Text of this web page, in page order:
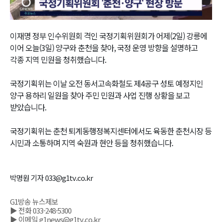
Video
이재명 정부 인수위원회 격인 국정기획위원회가 어제(2일) 강릉에
이어 오늘(3일) 양구와 춘천을 찾아, 국정 운영 방향을 설명하고
각종 지역 민원을 청취했습니다.
국정기획위는 이날 오전 동서고속화철도 제4공구 성토 예정지인
양구 용하리 일원을 찾아 주민 민원과 사업 진행 상황을 보고
받았습니다.
국정기획위는 춘천 퇴계동행정복지센터에서도 육동한 춘천시장 등
시민과 소통하며 지역 숙원과 현안 등을 청취했습니다.
박명원 기자 033@g1tv.co.kr
G1방송 뉴스제보
▶ 전화 033-248-5300
▶ 이메일 g1news@g1tv.co.kr